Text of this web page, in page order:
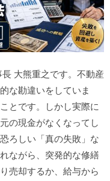
長 大熊重之です。不動産
な勘違いをしていま
とです。しかし実際に
の現金がなくなってし
ろしい「真の失敗」な
ながら、突発的な修繕
売却するか、給与から